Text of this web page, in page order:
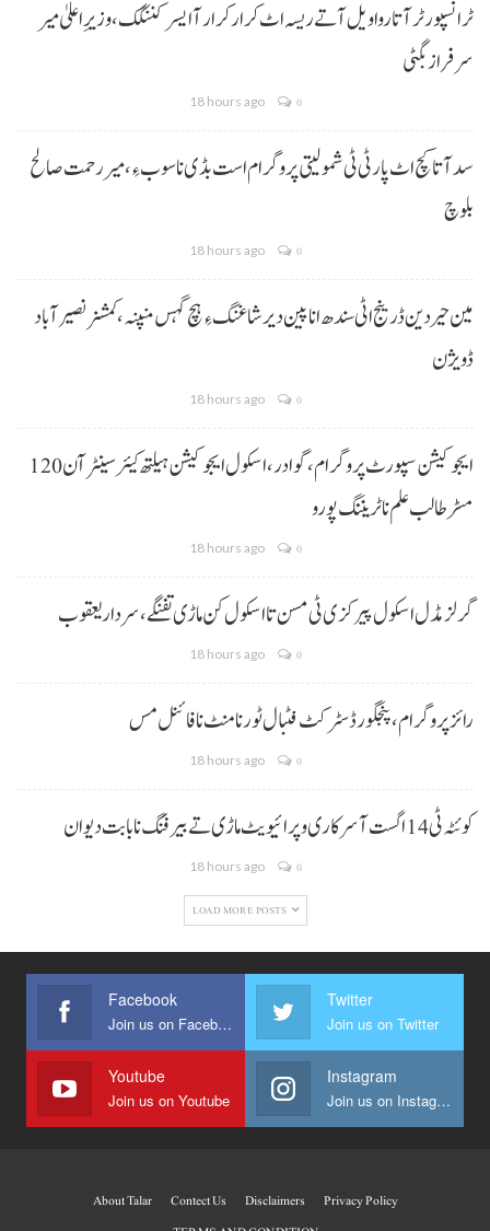
ٹرانسپورٹر آتا روا ویل آتے ریسہ اٹ کرار کرار آ ایسر کننگک ،وزیرِ اعلیٰ میر
سرفراز بگٹی
18 hours ago 0
سد آتا کچ اٹ پارٹی ٹی شمولیتی پروگرام است بڈی نا سوب ءِ،میر رحمت صالح
بلوچ
18 hours ago 0
مین حیردین ڈرینج اٹی سندھ انا پین دیر شاغنگ ءِ ہچ گہس منپنہ،کمشنر نصیرآباد
ڈویژن
18 hours ago 0
ایجوکیشن سپورٹ پروگرام،گوادر، اسکول ایجوکیشن ہیلتھ کیئر سینٹر آن 120
مسڑ طالب علم نا ٹریننگ پورو
18 hours ago 0
گرلز مڈل اسکول پیرکزی ٹی مسن تا اسکول کن ماڑی تفنگے، سردار یعقوب
18 hours ago 0
رائز پروگرام، پنجگور ڈسٹرکٹ فٹبال ٹورنامنٹ نا فائنل مس
18 hours ago 0
کوئٹہ ٹی 14 اگست آ سرکاری و پرائیویٹ ماڑی تے بیرفنگ نا بابت دیوان
18 hours ago 0
LOAD MORE POSTS
Facebook
Join us on Facebook
Twitter
Join us on Twitter
Youtube
Join us on Youtube
Instagram
Join us on Instagram
About Talar Contect Us Disclaimers
Privacy Policy